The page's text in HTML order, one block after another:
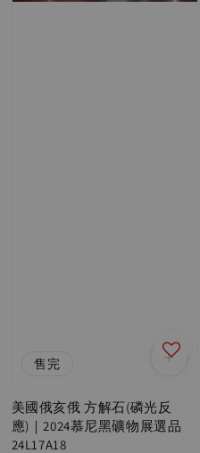
售完
美國俄亥俄 方解石(磷光反
應)｜2024慕尼黑礦物展選品
24L17A18